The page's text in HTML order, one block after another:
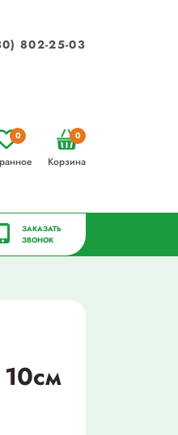
802-25-03
0
Корзина
0
ЗАКАЗАТЬ
ЗВОНОК